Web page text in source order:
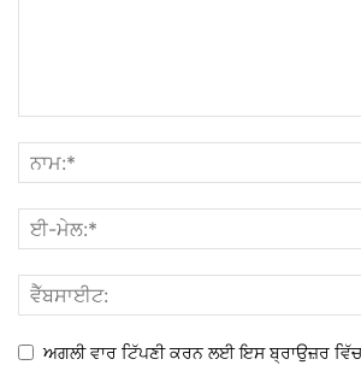
ਅਗਲੀ ਵਾਰ ਟਿੱਪਣੀ ਕਰਨ ਲਈ ਇਸ ਬ੍ਰਾਉਜ਼ਰ